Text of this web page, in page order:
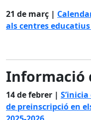
21 de març |
als centres educatius
Informació
14 de febrer |
de preinscripció en